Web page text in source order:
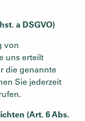
a DSGVO)
von
uns erteilt
die genannte
Sie jederzeit
(Art. 6 Abs.